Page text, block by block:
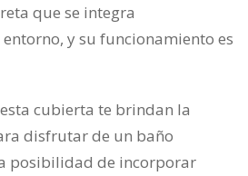
que se integra
y su funcionamiento es
cubierta te brindan la
disfrutar de un baño
posibilidad de incorporar